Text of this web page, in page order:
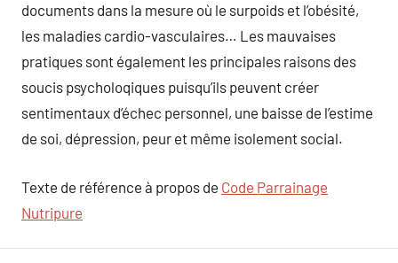
documents dans la mesure où le surpoids et l’obésité,
les maladies cardio-vasculaires… Les mauvaises
pratiques sont également les principales raisons des
soucis psycholoqiques puisqu’ils peuvent créer
sentimentaux d’échec personnel, une baisse de l’estime
de soi, dépression, peur et même isolement social.
Texte de référence à propos de Code Parrainage
Nutripure